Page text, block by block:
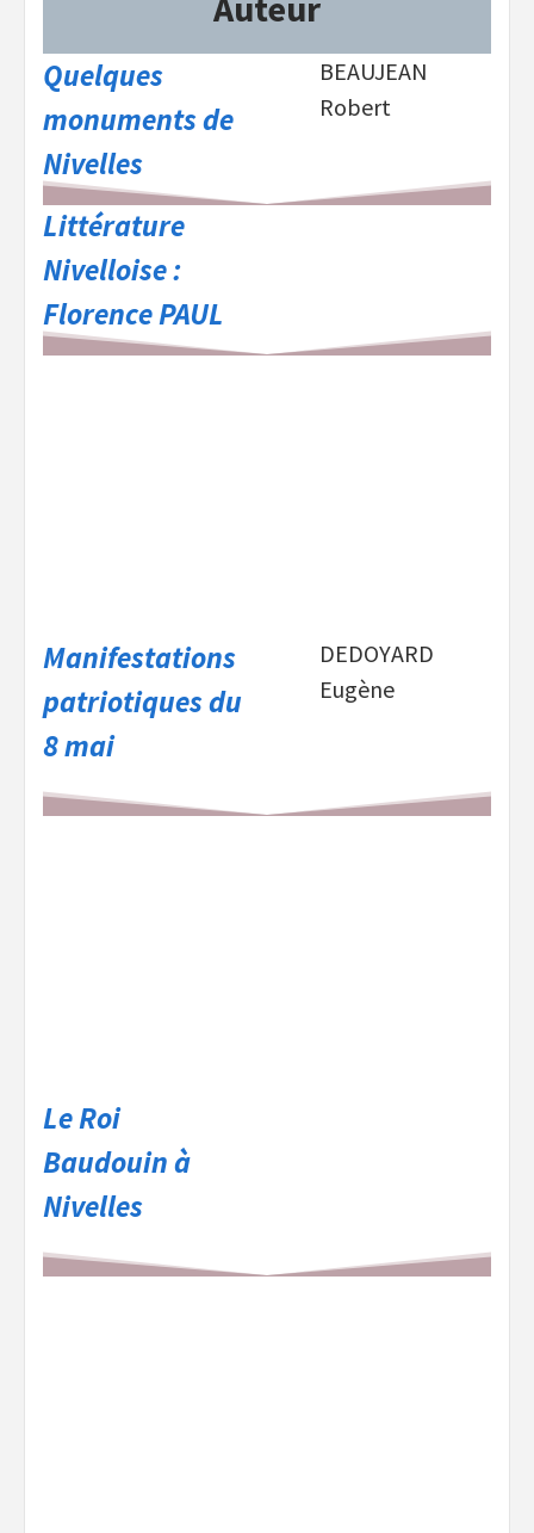
Quelques
monuments de
Nivelles
BEAUJEAN
Robert
Littérature
Nivelloise :
Florence PAUL
Manifestations
patriotiques du
8 mai
DEDOYARD
Eugène
Le Roi
Baudouin à
Nivelles